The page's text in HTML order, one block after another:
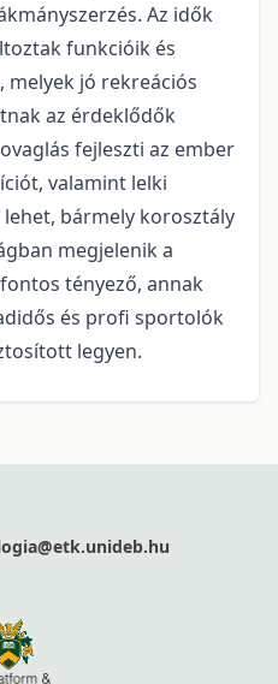
Az idők
funkcióik és
jó rekreációs
az érdeklődők
fejleszti az ember
valamint lelki
bármely korosztály
megjelenik a
tényező, annak
és profi sportolók
legyen.